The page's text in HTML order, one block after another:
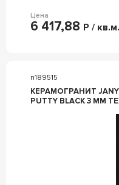
Цена
6 417,88 Р / кв.м.
n189515
КЕРАМОГРАНИТ
PUTTY BLACK 3 MM